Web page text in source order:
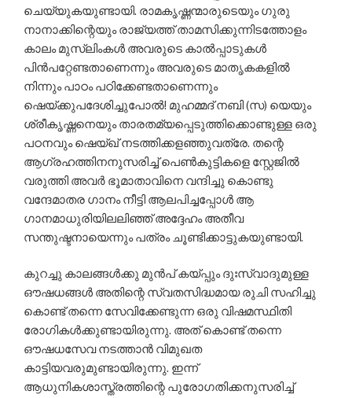
ചെയ്യുകയുണ്ടായി. രാമകൃഷ്ണന്മാരുടെയും ഗുരു
നാനാക്കിന്റെയും രാജ്യത്ത് താമസിക്കുന്നിടത്തോളം
കാലം മുസ്‌ലിംകള്‍ അവരുടെ കാല്‍പ്പാടുകള്‍
പിന്‍പറ്റേണ്ടതാണെന്നും അവരുടെ മാതൃകകളില്‍
നിന്നും പാഠം പഠിക്കേണ്ടതാണെന്നും
ഷെയ്ക്കുപദേശിച്ചുപോല്‍! മുഹമ്മദ് നബി (സ) യെയും
ശ്രീകൃഷ്ണനെയും താരതമ്യപ്പെടുത്തിക്കൊണ്ടുള്ള ഒരു
പഠനവും ഷെയ്ഖ് നടത്തിക്കളഞ്ഞുവത്രേ. തന്റെ
ആഗ്രഹത്തിനനുസരിച്ച് പെണ്‍കുട്ടികളെ സ്റ്റേജില്‍
വരുത്തി അവര്‍ ഭൂമാതാവിനെ വന്ദിച്ചു കൊണ്ടു
വന്ദേമാതര ഗാനം നീട്ടി ആലപിച്ചപ്പോള്‍ ആ
ഗാനമാധുരിയിലലിഞ്ഞ് അദ്ദേഹം അതീവ
സന്തുഷ്ടനായെന്നും പത്രം ചൂണ്ടിക്കാട്ടുകയുണ്ടായി.
കുറച്ചു കാലങ്ങള്‍ക്കു മുന്‍പ് കയ്പ്പും ദുഃസ്വാദുമുള്ള
ഔഷധങ്ങള്‍ അതിന്റെ സ്വതസിദ്ധമായ രുചി സഹിച്ചു
കൊണ്ട് തന്നെ സേവിക്കേണ്ടുന്ന ഒരു വിഷമസ്ഥിതി
രോഗികള്‍ക്കുണ്ടായിരുന്നു. അത് കൊണ്ട് തന്നെ
ഔഷധസേവ നടത്താന്‍ വിമുഖത
കാട്ടിയവരുമുണ്ടായിരുന്നു. ഇന്ന്
ആധുനികശാസ്ത്രത്തിന്റെ പുരോഗതിക്കനുസരിച്ച്